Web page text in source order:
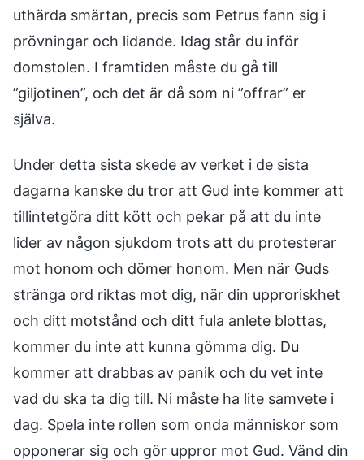
uthärda smärtan, precis som Petrus fann sig i
prövningar och lidande. Idag står du inför
domstolen. I framtiden måste du gå till
”giljotinen”, och det är då som ni ”offrar” er
själva.
Under detta sista skede av verket i de sista
dagarna kanske du tror att Gud inte kommer att
tillintetgöra ditt kött och pekar på att du inte
lider av någon sjukdom trots att du protesterar
mot honom och dömer honom. Men när Guds
stränga ord riktas mot dig, när din upproriskhet
och ditt motstånd och ditt fula anlete blottas,
kommer du inte att kunna gömma dig. Du
kommer att drabbas av panik och du vet inte
vad du ska ta dig till. Ni måste ha lite samvete i
dag. Spela inte rollen som onda människor som
opponerar sig och gör uppror mot Gud. Vänd din